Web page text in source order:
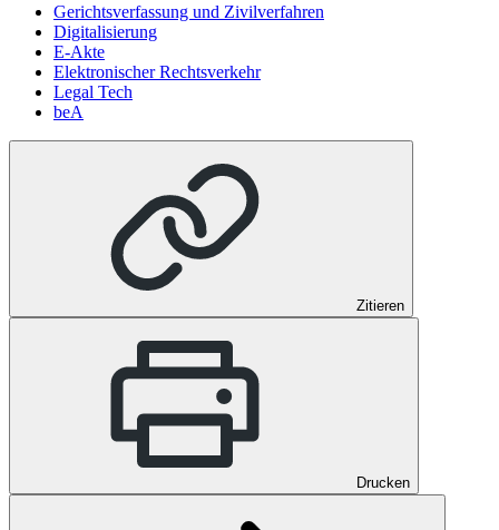
Gerichtsverfassung und Zivilverfahren
Digitalisierung
E-Akte
Elektronischer Rechtsverkehr
Legal Tech
beA
Zitieren
Drucken